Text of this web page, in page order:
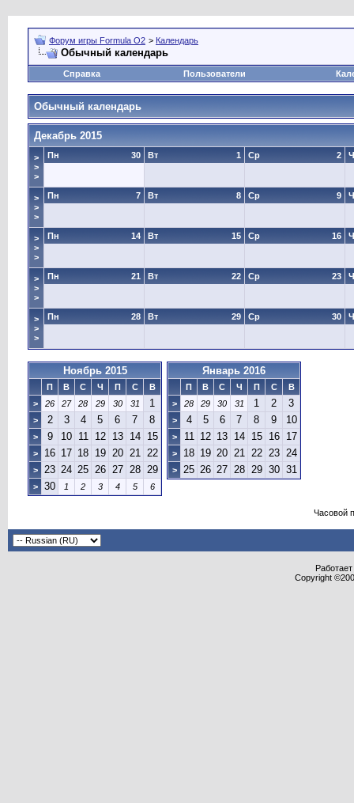
Форум игры Formula O2 > Календарь
Обычный календарь
Справка Пользователи
Обычный календарь
Декабрь 2015
>
>
>
30
Пн 1
Вт 2
Ср
>
>
>
7
Пн 8
Вт 9
Ср
>
>
>
14
Пн 15
Вт 16
Ср
>
>
>
21
Пн 22
Вт 23
Ср
>
>
>
28
Пн 29
Вт 30
Ср
Ноябрь 2015
П В С Ч П С
В
>
26 27 28 29 30 31 1
> 2 3 4 5 6 7 8
> 9 10 11 12 13 14 15
> 16 17 18 19 20 21 22
> 23 24 25 26 27 28 29
> 30 1 2 3 4 5 6
Январь 2016
П В С Ч П С
В
>
28 29 30 31 1 2 3
> 4 5 6 7 8 9 10
> 11 12 13 14 15 16 17
> 18 19 20 21 22 23 24
> 25 26 27 28 29 30 31
Часовой
Copyright